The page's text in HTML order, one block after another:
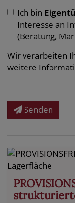
Ich bin
Interesse an
(Beratung,
Wir verarbeiten
weitere
Senden